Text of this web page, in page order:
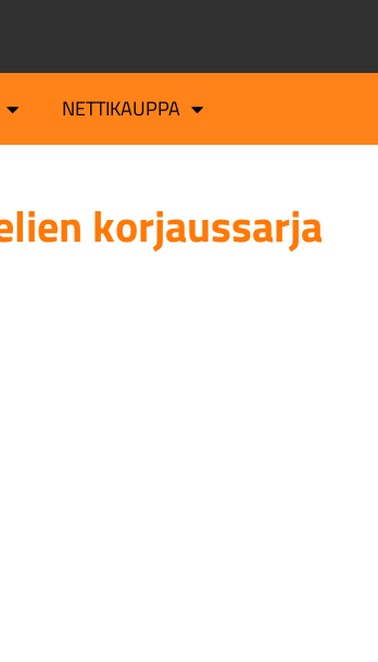
NETTIKAUPPA
korjaussarja